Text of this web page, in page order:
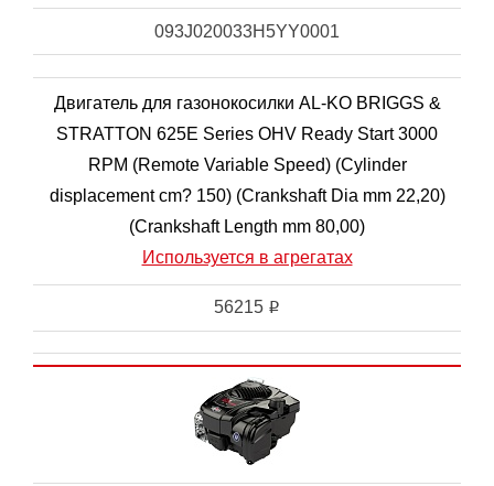
093J020033H5YY0001
Двигатель для газонокосилки AL-KO BRIGGS &
STRATTON 625E Series OHV Ready Start 3000
RPM (Remote Variable Speed) (Cylinder
displacement cm? 150) (Crankshaft Dia mm 22,20)
(Crankshaft Length mm 80,00)
Используется в агрегатах
56215 i